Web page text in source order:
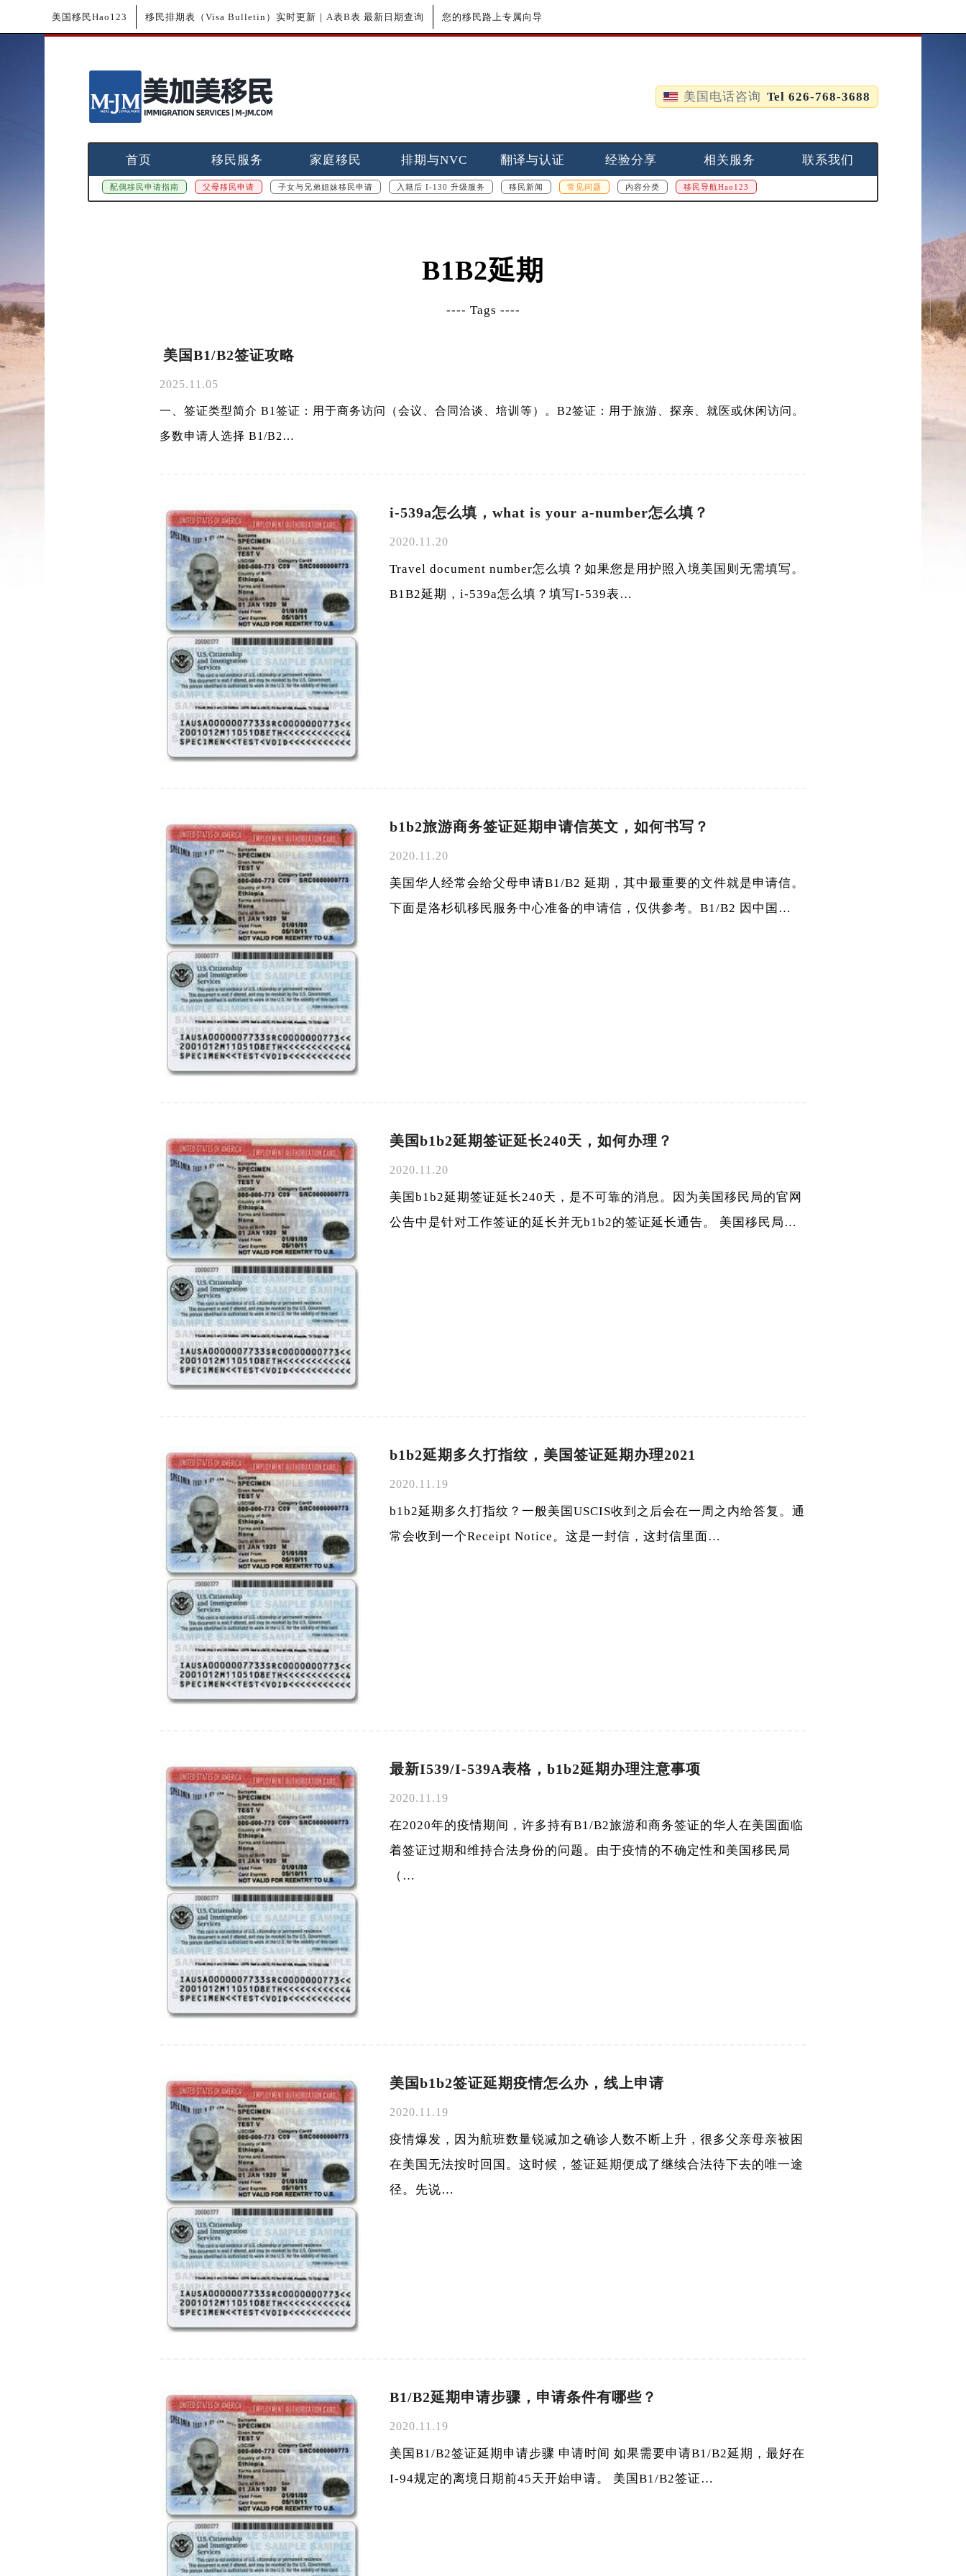
美国移民Hao123 移民排期表（Visa Bulletin）实时更新｜A表B表 最新日期查询 您的移民路上专属向导
美国电话咨询 Tel 626-768-3688
首页 移民服务 家庭移民 排期与NVC 翻译与认证 经验分享 相关服务 联系我们
配偶移民申请指南 父母移民申请 子女与兄弟姐妹移民申请 入籍后 I-130 升级服务 移民新闻 常见问题 内容分类 移民导航Hao123
B1B2延期
---- Tags ----
美国B1/B2签证攻略
2025.11.05
一、签证类型简介 B1签证：用于商务访问（会议、合同洽谈、培训等）。B2签证：用于旅游、探亲、就医或休闲访问。
多数申请人选择 B1/B2…
i-539a怎么填，what is your a-number怎么填？
2020.11.20
Travel document number怎么填？如果您是用护照入境美国则无需填写。
B1B2延期，i-539a怎么填？填写I-539表…
b1b2旅游商务签证延期申请信英文，如何书写？
2020.11.20
美国华人经常会给父母申请B1/B2 延期，其中最重要的文件就是申请信。
下面是洛杉矶移民服务中心准备的申请信，仅供参考。B1/B2 因中国…
美国b1b2延期签证延长240天，如何办理？
2020.11.20
美国b1b2延期签证延长240天，是不可靠的消息。因为美国移民局的官网
公告中是针对工作签证的延长并无b1b2的签证延长通告。 美国移民局…
b1b2延期多久打指纹，美国签证延期办理2021
2020.11.19
b1b2延期多久打指纹？一般美国USCIS收到之后会在一周之内给答复。通
常会收到一个Receipt Notice。这是一封信，这封信里面…
最新I539/I-539A表格，b1b2延期办理注意事项
2020.11.19
在2020年的疫情期间，许多持有B1/B2旅游和商务签证的华人在美国面临
着签证过期和维持合法身份的问题。由于疫情的不确定性和美国移民局
（…
美国b1b2签证延期疫情怎么办，线上申请
2020.11.19
疫情爆发，因为航班数量锐减加之确诊人数不断上升，很多父亲母亲被困
在美国无法按时回国。这时候，签证延期便成了继续合法待下去的唯一途
径。先说…
B1/B2延期申请步骤，申请条件有哪些？
2020.11.19
美国B1/B2签证延期申请步骤 申请时间 如果需要申请B1/B2延期，最好在
I-94规定的离境日期前45天开始申请。 美国B1/B2签证…